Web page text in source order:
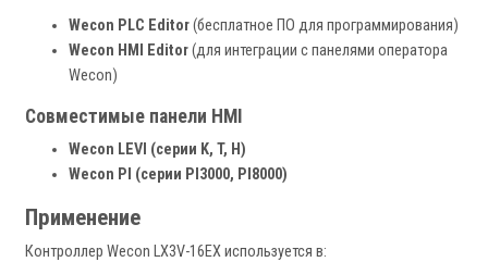
Wecon PLC Editor(бесплатное ПО для программирования)
Wecon HMI Editor(для интеграции с панелями оператора
Wecon)
Совместимые панели HMI
Wecon LEVI (серии K, T, H)
Wecon PI (серии PI3000, PI8000)
Применение
Контроллер Wecon LX3V-16EX используется в: